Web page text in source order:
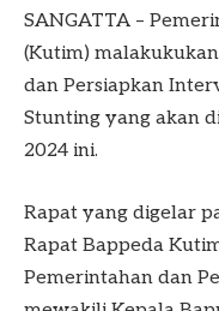
SANGATTA –
(Kutim)
dan Persiapkan
Stunting yang akan
2024 ini.
Rapat yang digelar
Rapat Bappeda
Pemerintahan dan